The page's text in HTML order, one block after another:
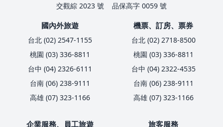
交觀綜 2023 號
品保高字 0059 號
國內外旅遊
台北 (02) 2547-1155
桃園 (03) 336-8811
台中 (04) 2326-6111
台南 (06) 238-9111
高雄 (07) 323-1166
機票、訂房、票券
台北 (02) 2718-8500
桃園 (03) 336-8811
台中 (04) 2322-4535
台南 (06) 238-9111
高雄 (07) 323-1166
企業服務、員工旅遊 旅客服務